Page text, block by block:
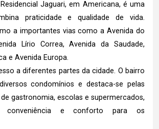
Jaguari, em Americana, é uma
praticidade e qualidade de vida.
a importantes vias como a Avenida do
Lírio Correa, Avenida da Saudade,
e Avenida Europa.
a diferentes partes da cidade. O bairro
condomínios e destaca-se pelas
gastronomia, escolas e supermercados,
conveniência e conforto para os